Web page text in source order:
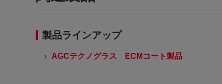
製品ラインアップ
AGCテクノグラス ECMコート製品